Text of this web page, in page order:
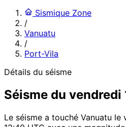
Sismique Zone
/
Vanuatu
/
Port-Vila
Détails du séisme
Séisme du vendredi
Le séisme a touché Vanuatu le